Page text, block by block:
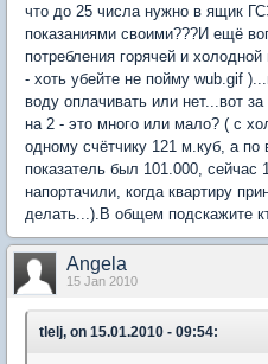
что до 25 числа нужно в ящик
показаниями своими???И ещё
потребления горячей и
- хоть убейте не пойму wub.gif
воду оплачивать или нет...вот
на 2 - это много или мало? ( с
одному счётчику 121 м.куб, а по
показатель был 101.000,
напортачили, когда квартиру
делать...).В общем подскажите
Angela
15 Jan 2010
tlelj, on 15.01.2010 - 09:54: